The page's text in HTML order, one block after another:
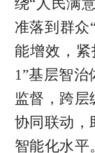
准落到群众
能增效，
1”基层智
监督，跨层
协同联动，
智能化水平